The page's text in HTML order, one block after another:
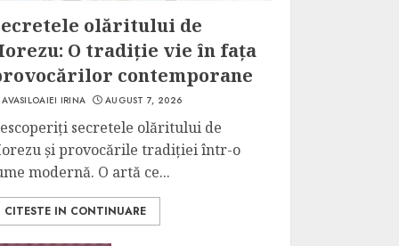
olăritului de
O tradiție vie în fața
contemporane
AVASILOAIEI IRINA AUGUST 7, 2026
secretele olăritului de
și provocările tradiției într-o
modernă. O artă ce...
CITESTE IN CONTINUARE